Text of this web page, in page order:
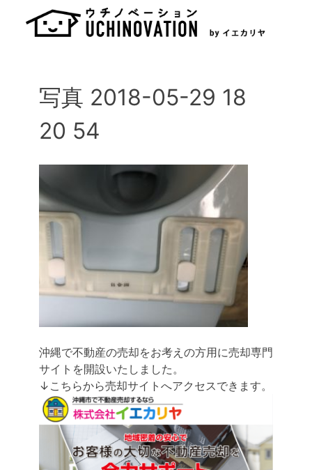
写真 2018-05-29 18
20 54
沖縄で不動産の売却をお考えの方用に売却専門
サイトを開設いたしました。
↓こちらから売却サイトへアクセスできます。